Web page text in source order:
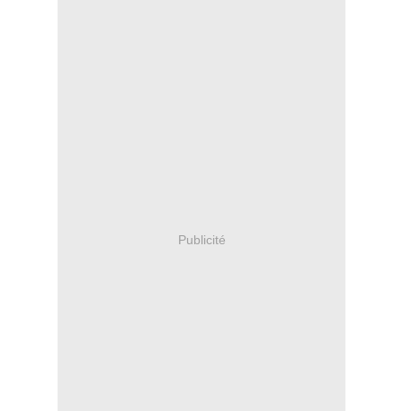
Publicité